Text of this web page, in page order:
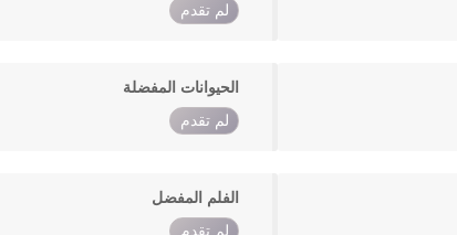
لم تقدم
الحيوانات المفضلة
لم تقدم
الفلم المفضل
لم تقدم